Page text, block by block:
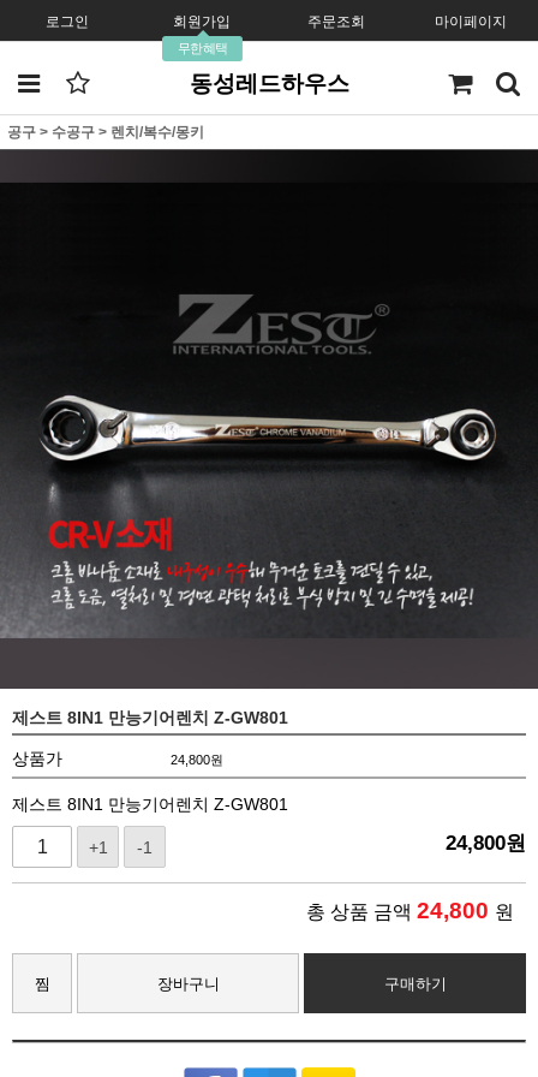
로그인 회원가입
무한혜택
주문조회 마이페이지
동성레드하우스
공구 > 수공구 > 렌치/복수/몽키
제스트 8IN1 만능기어렌치 Z-GW801
상품가 24,800원
제스트 8IN1 만능기어렌치 Z-GW801
+1 -1 24,800원
총 상품 금액 24,800 원
찜 장바구니 구매하기